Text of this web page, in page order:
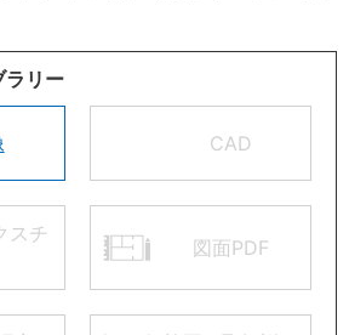
ラリー
CAD
スチ
図面PDF